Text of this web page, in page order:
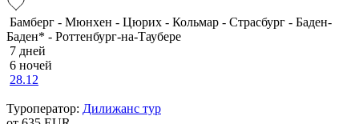
Бамберг - Мюнхен - Цюрих - Кольмар - Страсбург - Баден-
Баден* - Роттенбург-на-Таубере
7 дней
6 ночей
28.12
Туроператор: Дилижанс тур